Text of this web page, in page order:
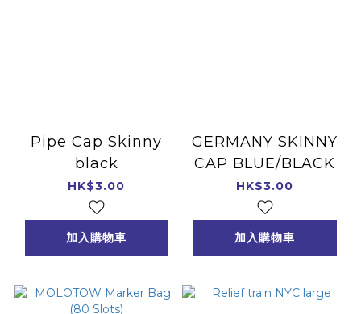
Pipe Cap Skinny
black
HK$3.00
加入購物車
GERMANY SKINNY
CAP BLUE/BLACK
HK$3.00
加入購物車